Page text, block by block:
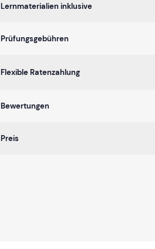
Lernmaterialien inklusive
Prüfungsgebühren
Flexible Ratenzahlung
Bewertungen
Preis